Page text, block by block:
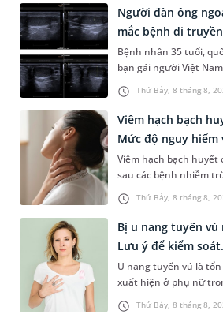
Thứ Bảy, 8 tháng 8,
Người đàn ông
mắc bệnh di
Bệnh nhân 35 tuổi,
bạn gái người Việt
sức khỏe tiền hôn
làm các xét nghiệm
Thứ Bảy, 8 tháng 8,
Viêm hạch bạch
Mức độ nguy hiểm
Viêm hạch bạch
sau các bệnh nhiễm
liên quan đến lao
hiểu nguyên nhân gây
Thứ Bảy, 8 tháng 8,
Bị u nang tuyến
Lưu ý để kiểm
U nang tuyến vú là
xuất hiện ở phụ nữ
được chẩn đoán mắc
thường băn khoăn u